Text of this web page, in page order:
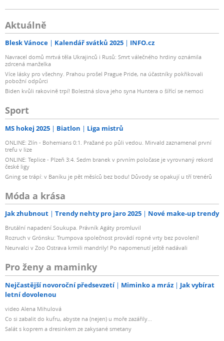
Aktuálně
Blesk Vánoce Kalendář svátků 2025 INFO.cz
Navracel domů mrtvá těla Ukrajinců i Rusů: Smrt válečného hrdiny oznámila
zdrcená manželka
Více lásky pro všechny. Prahou prošel Prague Pride, na účastníky pokřikovali
pobožní odpůrci
Biden kvůli rakovině trpí! Bolestná slova jeho syna Huntera o šířící se nemoci
Sport
MS hokej 2025 Biatlon Liga mistrů
ONLINE: Zlín - Bohemians 0:1. Pražané po půli vedou. Mirvald zaznamenal první
trefu v lize
ONLINE: Teplice - Plzeň 3:4. Sedm branek v prvním poločase je vyrovnaný rekord
české ligy
Gning se trápí: v Baníku je pět měsíců bez bodu! Důvody se opakují u tří trenérů
Móda a krása
Jak zhubnout Trendy nehty pro jaro 2025 Nové make-up trendy
Brutální napadení Soukupa. Právník Agáty promluvil
Rozruch v Grónsku: Trumpova společnost provádí ropné vrty bez povolení!
Neurvalci v Zoo Ostrava krmili mandrily! Po napomenutí ještě nadávali
Pro ženy a maminky
Nejčastější novoroční předsevzetí Miminko a mráz
Jak vybírat
letní dovolenou
video Alena Mihulová
Co si zabalit do kufru, abyste na (nejen) u moře zazářily...
Salát s koprem a dresinkem ze zakysané smetany